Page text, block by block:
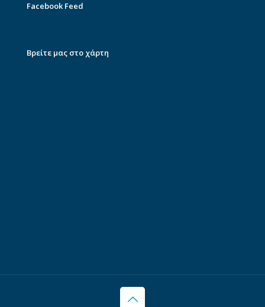
Facebook Feed
Βρείτε μας στο χάρτη